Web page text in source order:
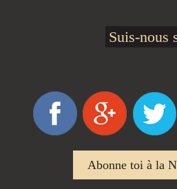
Suis-nous
Abonne toi à la